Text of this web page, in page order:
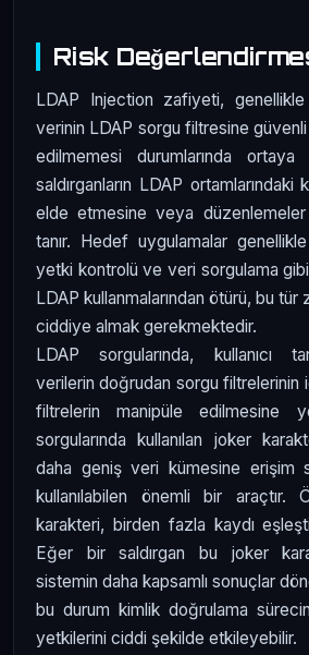
Risk
LDAP Injection zafiyeti, genellikle
verinin LDAP sorgu filtresine
edilmemesi durumlarında
saldırganların LDAP
elde etmesine veya düzenlemeler
tanır. Hedef uygulamalar
yetki kontrolü ve veri sorgulama
LDAP kullanmalarından ötürü, bu
ciddiye almak gerekmektedir.
LDAP sorgularında, kullanıcı
verilerin doğrudan sorgu filtrelerinin
filtrelerin manipüle edilmesine
sorgularında kullanılan joker
daha geniş veri kümesine erişim
kullanılabilen önemli bir araçtır.
karakteri, birden fazla kaydı
Eğer bir saldırgan bu joker
sistemin daha kapsamlı sonuçlar
bu durum kimlik doğrulama
yetkilerini ciddi şekilde etkileyebilir.